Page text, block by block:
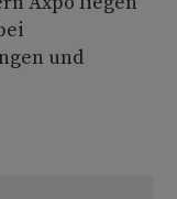
und